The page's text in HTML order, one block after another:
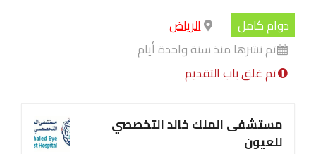
دوام كامل
الرياض
تم نشرها منذ سنة واحدة أيام
تم غلق باب التقديم
مستشفى الملك خالد التخصصي
للعيون